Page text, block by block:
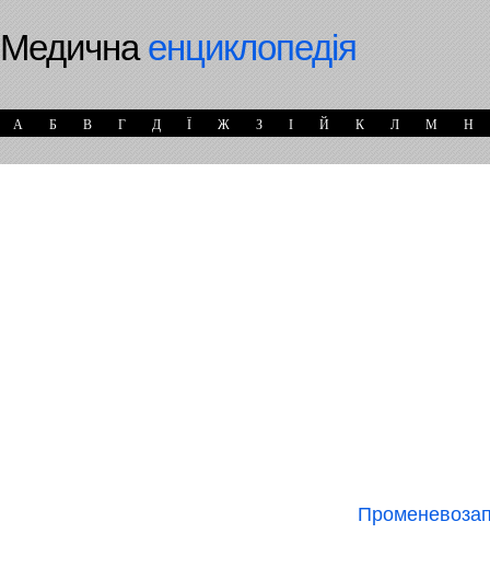
Медичнаенциклопедія
А Б В Г Д Ї Ж З І Й К Л М Н